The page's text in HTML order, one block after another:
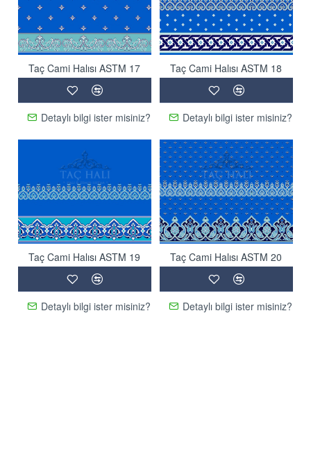
Taç Cami Halısı ASTM 17
Detaylı bilgi ister misiniz?
Taç Cami Halısı ASTM 18
Detaylı bilgi ister misiniz?
Taç Cami Halısı ASTM 19
Detaylı bilgi ister misiniz?
Taç Cami Halısı ASTM 20
Detaylı bilgi ister misiniz?